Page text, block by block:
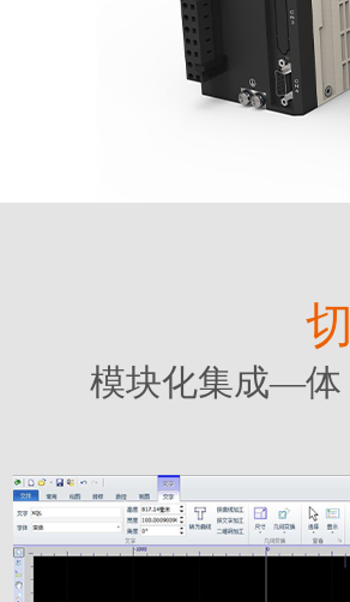
模块化集成—体